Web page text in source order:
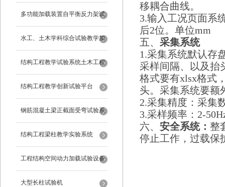
多功能加载装置自平衡反力架试
验系统
水工、土木学科综合试验教学加
载系统
结构工程教学试验系统土木工程
试验设备
结构工程教学创新试验平台
钢筋混凝土梁正截面受弯试验系
统
结构工程梁柱教学实验系统
工程结构空间动力加载试验设备
反力框架
大型长柱试验机
移耦合曲线。
3.输入工况页面系
后2位。单位mm
五、 采集系统
1.采集系统默认存
采样间隔、以及抬
格式要有xlsx格式
头。采集系统要额
2.采集精度：采集
3.采样频率：2-
六、 安全系统： 整
停止工作，过载保